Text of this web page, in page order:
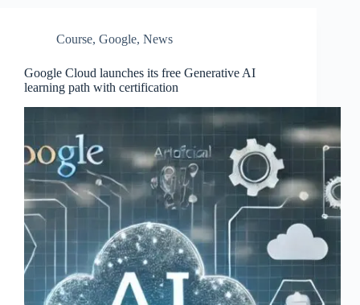
Course, Google, News
Google Cloud launches its free Generative AI
learning path with certification